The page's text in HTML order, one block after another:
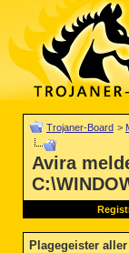
Trojaner-Board >
Avira
Plagegeister